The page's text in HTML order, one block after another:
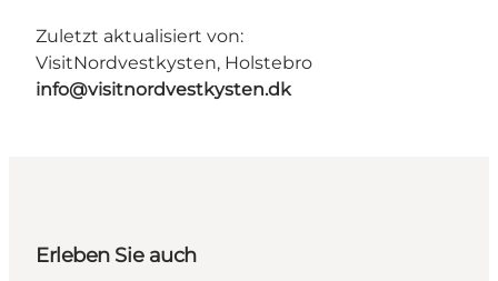
Zuletzt aktualisiert von:
VisitNordvestkysten, Holstebro
info@visitnordvestkysten.dk
Erleben Sie auch